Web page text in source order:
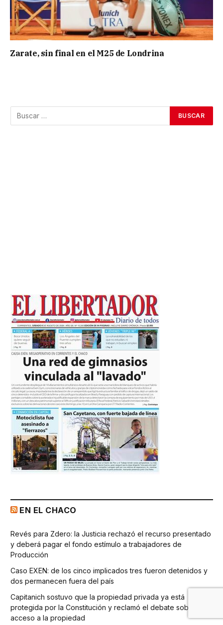
Zarate, sin final en el M25 de Londrina
EN EL CHACO
Revés para Zdero: la Justicia rechazó el recurso presentado
y deberá pagar el fondo estímulo a trabajadores de
Producción
Caso EXEN: de los cinco implicados tres fueron detenidos y
dos permanecen fuera del país
Capitanich sostuvo que la propiedad privada ya está
protegida por la Constitución y reclamó el debate sobre el
acceso a la propiedad